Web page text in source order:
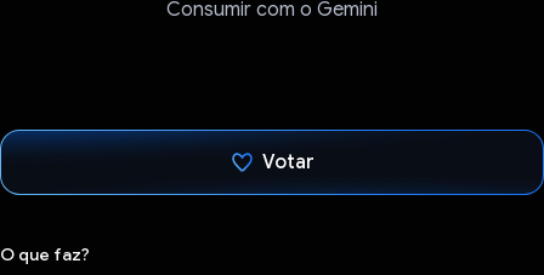
Consumir com o Gemini
Votar
O que faz?